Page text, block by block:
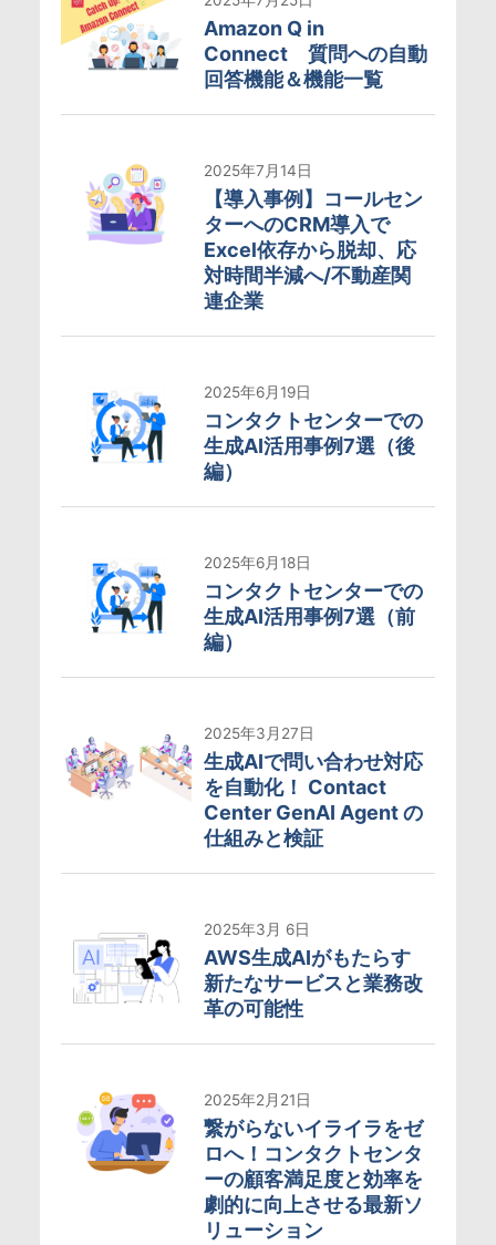
Amazon Q in
Connect 質問への自動
回答機能＆機能一覧
2025年7月14日
【導入事例】コールセン
ターへのCRM導入で
Excel依存から脱却、応
対時間半減へ/不動産関
連企業
2025年6月19日
コンタクトセンターでの
生成AI活用事例7選（後
編）
2025年6月18日
コンタクトセンターでの
生成AI活用事例7選（前
編）
2025年3月27日
生成AIで問い合わせ対応
を自動化！ Contact
Center GenAI Agent の
仕組みと検証
2025年3月 6日
AWS生成AIがもたらす
新たなサービスと業務改
革の可能性
2025年2月21日
繋がらないイライラをゼ
ロへ！コンタクトセンタ
ーの顧客満足度と効率を
劇的に向上させる最新ソ
リューション